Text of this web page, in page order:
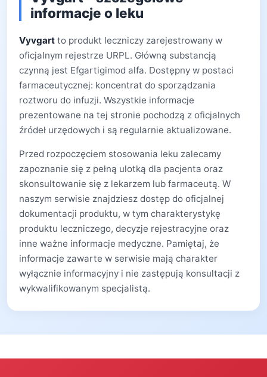
informacje o leku
Vyvgart to produkt leczniczy zarejestrowany w
oficjalnym rejestrze URPL. Główną substancją
czynną jest Efgartigimod alfa. Dostępny w postaci
farmaceutycznej: koncentrat do sporządzania
roztworu do infuzji. Wszystkie informacje
prezentowane na tej stronie pochodzą z oficjalnych
źródeł urzędowych i są regularnie aktualizowane.
Przed rozpoczęciem stosowania leku zalecamy
zapoznanie się z pełną ulotką dla pacjenta oraz
skonsultowanie się z lekarzem lub farmaceutą. W
naszym serwisie znajdziesz dostęp do oficjalnej
dokumentacji produktu, w tym charakterystykę
produktu leczniczego, decyzje rejestracyjne oraz
inne ważne informacje medyczne. Pamiętaj, że
informacje zawarte w serwisie mają charakter
wyłącznie informacyjny i nie zastępują konsultacji z
wykwalifikowanym specjalistą.